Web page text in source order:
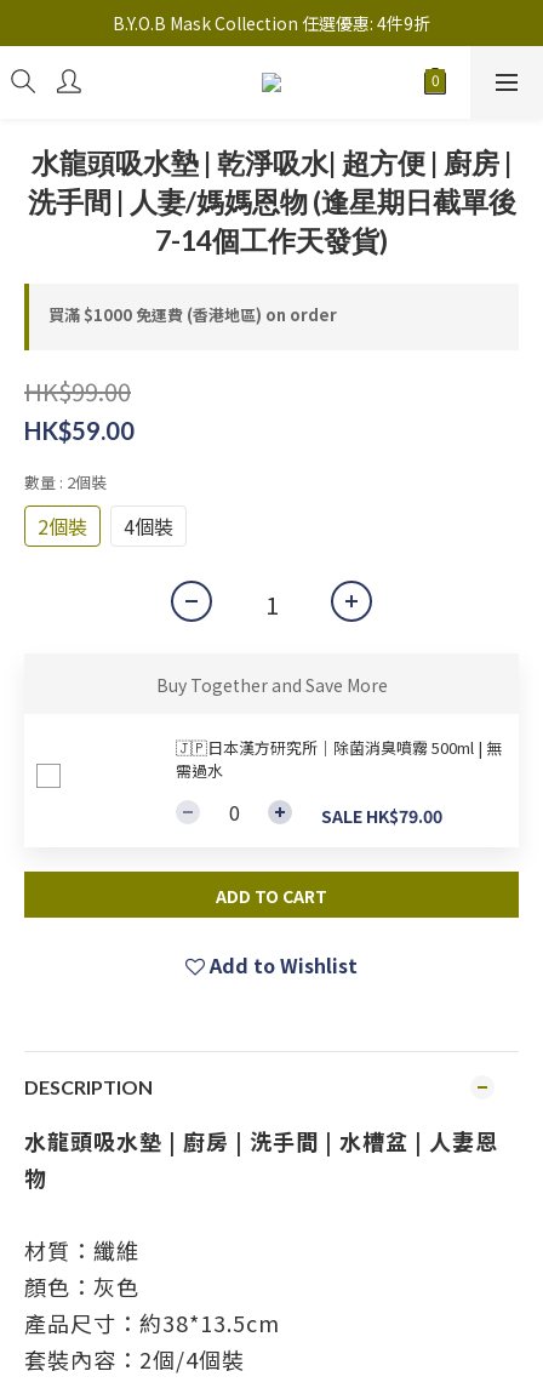
註冊新會員送 $20 馬上使用，會員可享指定產品「​專享價」
B.Y.O.B Mask Collection 任選優惠: 4件9折
註冊新會員送 $20 馬上使用，會員可享指定產品「​專享價」
水龍頭吸水墊 | 乾淨吸水| 超方便 | 廚房 |
洗手間 | 人妻/媽媽恩物 (逢星期日截單後
7-14個工作天發貨)
買滿 $1000 免運費 (香港地區) on order
HK$99.00
HK$59.00
數量 : 2個裝
2個裝 4個裝
Buy Together and Save More
🇯🇵日本漢方研究所｜除菌消臭噴霧 500ml | 無
需過水
SALE HK$79.00
ADD TO CART
Add to Wishlist
DESCRIPTION
水龍頭吸水墊 | 廚房 | 洗手間 | 水槽盆 | 人妻恩
物
材質：纖維
顏色：灰色
產品尺寸：約38*13.5cm
套裝內容：2個/4個裝